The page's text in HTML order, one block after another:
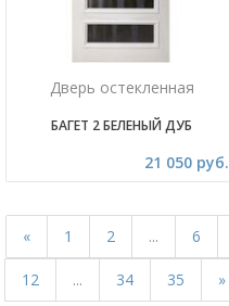
Дверь остекленная
БАГЕТ 2 БЕЛЕНЫЙ ДУБ
21 050 руб.
« 1 2 ... 6
12 ... 34 35 »